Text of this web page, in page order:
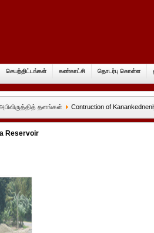
செயற்திட்டங்கள் கண்காட்சி தொடர்பு கொள்ள
தளங்கள் Contruction of
Reservoir